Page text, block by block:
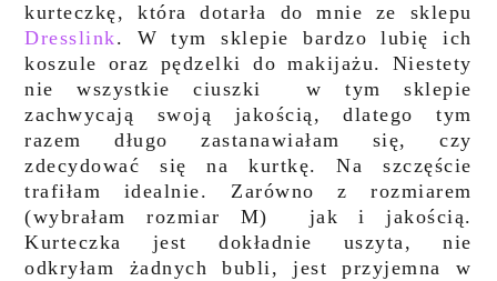
kurteczkę, która dotarła do mnie ze sklepu
Dresslink. W tym sklepie bardzo lubię ich
koszule oraz pędzelki do makijażu. Niestety
nie wszystkie ciuszki w tym sklepie
zachwycają swoją jakością, dlatego tym
razem długo zastanawiałam się, czy
zdecydować się na kurtkę. Na szczęście
trafiłam idealnie. Zarówno z rozmiarem
(wybrałam rozmiar M) jak i jakością.
Kurteczka jest dokładnie uszyta, nie
odkryłam żadnych bubli, jest przyjemna w